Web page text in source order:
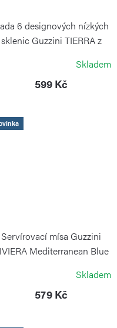
6 designových nízkých
sklenic Guzzini TIERRA z
Skladem
599 Kč
Servírovací mísa Guzzini
Mediterranean Blue
Skladem
579 Kč